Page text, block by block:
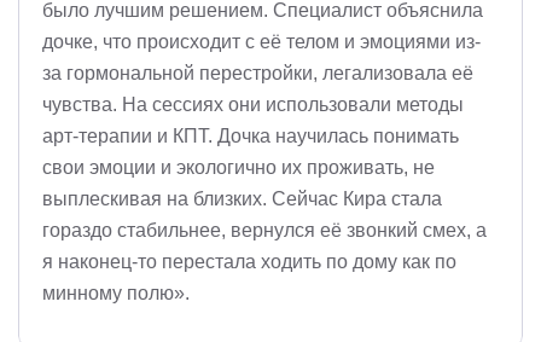
было лучшим решением. Специалист объяснила
дочке, что происходит с её телом и эмоциями из-
за гормональной перестройки, легализовала её
чувства. На сессиях они использовали методы
арт-терапии и КПТ. Дочка научилась понимать
свои эмоции и экологично их проживать, не
выплескивая на близких. Сейчас Кира стала
гораздо стабильнее, вернулся её звонкий смех, а
я наконец-то перестала ходить по дому как по
минному полю».